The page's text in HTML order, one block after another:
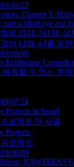
10/27
meet: Chapter 1.
turn a blind eye and
에 없다: 제1장. 상
어 나와, 나를 외
09/08
Exhibition:
예측할 수 없는 투
07/21
Projects in Seoul
로젝트 인 서울
Projects
로젝트
06/09